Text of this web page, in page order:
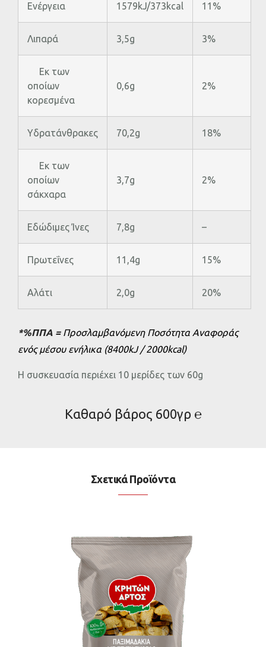
Ενέργεια 1579kJ/373kcal 11%
Λιπαρά 3,5g 3%
Εκ των
οποίων
κορεσµένα
0,6g 2%
Υδρατάνθρακες 70,2g 18%
Εκ των
οποίων
σάκχαρα
3,7g 2%
Εδώδιμες Ίνες 7,8g –
Πρωτεΐνες 11,4g 15%
Αλάτι 2,0g 20%
*%ΠΠΑ = Προσλαμβανόμενη Ποσότητα Αναφοράς
ενός μέσου ενήλικα (8400kJ / 2000kcal)
H συσκευασία περιέχει 10 μερίδες των 60g
Καθαρό βάρος 600γρ ℮
Σχετικά Προϊόντα